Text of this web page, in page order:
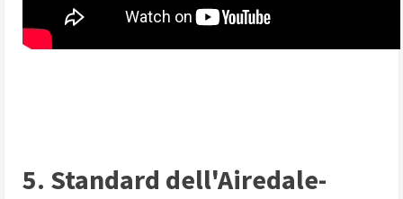
5. Standard dell'Airedale-